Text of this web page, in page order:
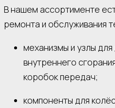
В нашем ассортименте
ремонта и обслуживания
механизмы и узлы для
внутреннего
коробок передач;
компоненты для